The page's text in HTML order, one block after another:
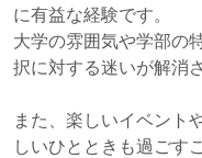
に有益な経験です。
大学の雰囲気や学部の
択に対する迷いが解消
また、楽しいイベント
しいひとときも過ごす